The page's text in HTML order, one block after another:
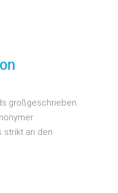
großgeschrieben.
strikt an den